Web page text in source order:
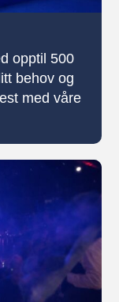
opptil 500
behov og
med våre